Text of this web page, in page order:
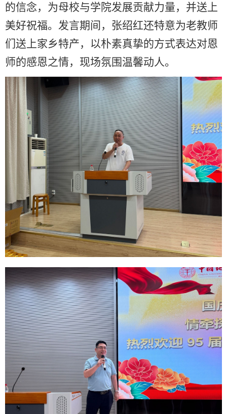
的信念，为母校与学院发展贡献力量，并送上
美好祝福。发言期间，张绍红还特意为老教师
们送上家乡特产，以朴素真挚的方式表达对恩
师的感恩之情，现场氛围温馨动人。